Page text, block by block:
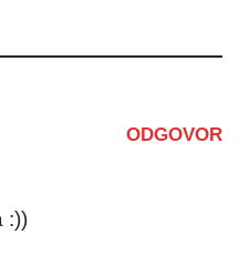
ODGOVOR
:))